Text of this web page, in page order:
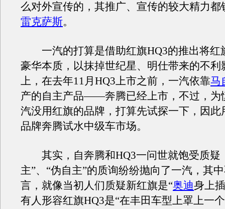
么对外宣传的，其推广、宣传的较大精力都
雷克萨斯。
一汽的打算是借助红旗HQ3的推出将红
豪华本质，以抹掉世纪星、明仕带来的不利
上，在去年11月HQ3上市之前，一汽依靠马
产的自主产品——奔腾已经上市，不过，为
汽没用红旗的品牌，打算先试探一下，因此
品牌奔腾试水中级车市场。
其实，自奔腾和HQ3一问世就饱受质疑
主”、“伪自主”的质询纷纷抛向了一汽，其
言，就像当初人们质疑新红旗是“奥迪身上
有人形容红旗HQ3是“在丰田车型上罩上一